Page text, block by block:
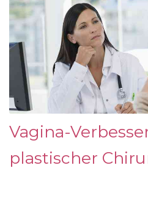
Vagina-
plastischer